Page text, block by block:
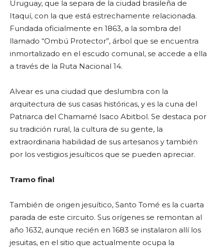
Uruguay, que la separa de la ciudad brasileña de
Itaquí, con la que está estrechamente relacionada.
Fundada oficialmente en 1863, a la sombra del
llamado “Ombú Protector”, árbol que se encuentra
inmortalizado en el escudo comunal, se accede a ella
a través de la Ruta Nacional 14.
Alvear es una ciudad que deslumbra con la
arquitectura de sus casas históricas, y es la cuna del
Patriarca del Chamamé Isaco Abitbol. Se destaca por
su tradición rural, la cultura de su gente, la
extraordinaria habilidad de sus artesanos y también
por los vestigios jesuíticos que se pueden apreciar.
Tramo final
También de origen jesuítico, Santo Tomé es la cuarta
parada de este circuito. Sus orígenes se remontan al
año 1632, aunque recién en 1683 se instalaron allí los
jesuitas, en el sitio que actualmente ocupa la